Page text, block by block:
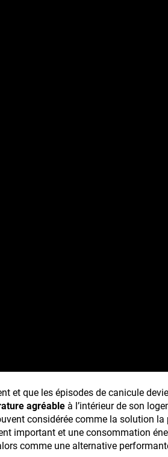
et que les épisodes de canicule
agréable à l’intérieur de son
considérée comme la solution la
important et une consommation
comme une alternative